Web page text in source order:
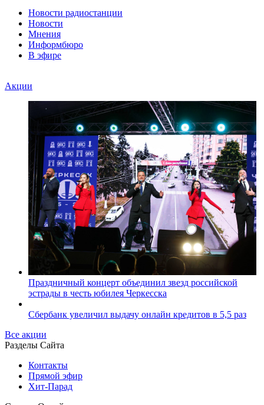
Новости радиостанции
Новости
Мнения
Информбюро
В эфире
Акции
Праздничный концерт объединил звезд российской
эстрады в честь юбилея Черкесска
Сбербанк увеличил выдачу онлайн кредитов в 5,5 раз
Все акции
Разделы Сайта
Контакты
Прямой эфир
Хит-Парад